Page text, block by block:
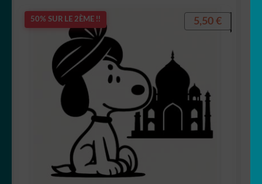
50% SUR LE 2ÈME !! 5,50 €